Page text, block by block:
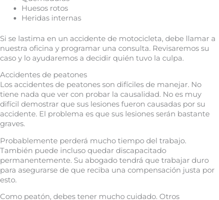
Huesos rotos
Heridas internas
Si se lastima en un accidente de motocicleta, debe llamar a
nuestra oficina y programar una consulta. Revisaremos su
caso y lo ayudaremos a decidir quién tuvo la culpa.
Accidentes de peatones
Los accidentes de peatones son difíciles de manejar. No
tiene nada que ver con probar la causalidad. No es muy
difícil demostrar que sus lesiones fueron causadas por su
accidente. El problema es que sus lesiones serán bastante
graves.
Probablemente perderá mucho tiempo del trabajo.
También puede incluso quedar discapacitado
permanentemente. Su abogado tendrá que trabajar duro
para asegurarse de que reciba una compensación justa por
esto.
Como peatón, debes tener mucho cuidado. Otros